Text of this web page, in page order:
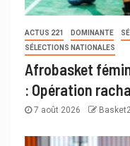
ACTUS 221 DOMINANTE
SÉLECTIONS NATIONALES
Afrobasket
: Opération
7 août 2026